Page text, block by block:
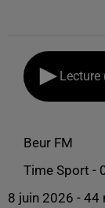
Lecture
Beur FM
Time Sport -
8 juin 2026 - 44